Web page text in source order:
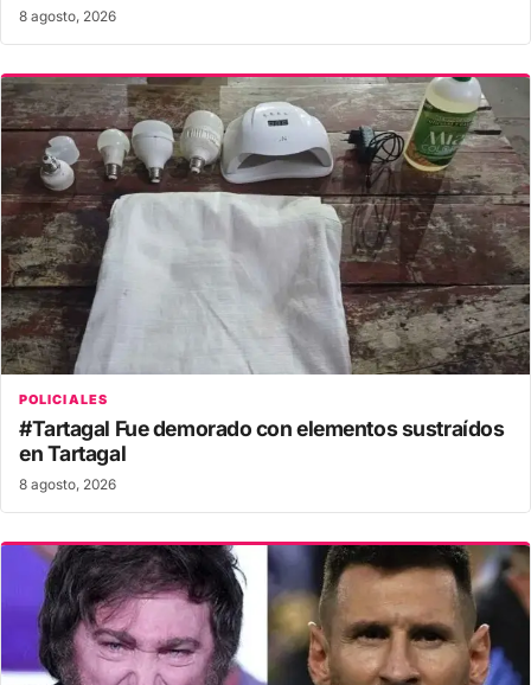
8 agosto, 2026
POLICIALES
#Tartagal Fue demorado con elementos sustraídos
en Tartagal
8 agosto, 2026